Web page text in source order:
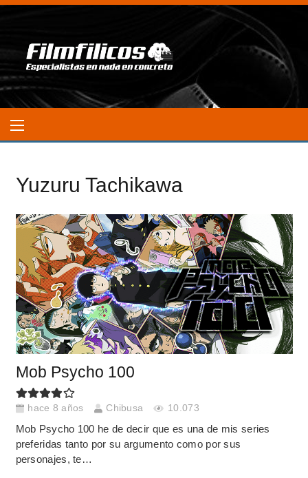
Yuzuru Tachikawa
Mob Psycho 100
hace 8 años Chibusa 10.073
Mob Psycho 100 he de decir que es una de mis series
preferidas tanto por su argumento como por sus
personajes, te…